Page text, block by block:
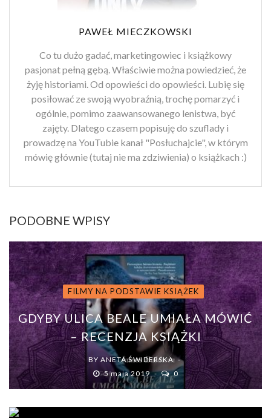
PAWEŁ MIECZKOWSKI
Co tu dużo gadać, marketingowiec i książkowy
pasjonat pełną gębą. Właściwie można powiedzieć, że
żyję historiami. Od opowieści do opowieści. Lubię się
posiłować ze swoją wyobraźnią, trochę pomarzyć i
ogólnie, pomimo zaawansowanego lenistwa, być
zajęty. Dlatego czasem popisuję do szuflady i
prowadzę na YouTubie kanał "Posłuchajcie", w którym
mówię głównie (tutaj nie ma zdziwienia) o książkach :)
PODOBNE WPISY
FILMY NA PODSTAWIE KSIĄŻEK
GDYBY ULICA BEALE UMIAŁA MÓWIĆ
– RECENZJA KSIĄŻKI
BY ANETA ŚWIDERSKA
5 maja 2019
0